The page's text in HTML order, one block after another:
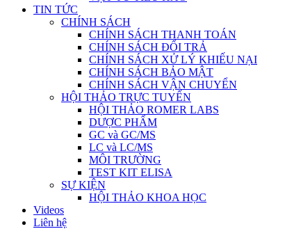
TIN TỨC
CHÍNH SÁCH
CHÍNH SÁCH THANH TOÁN
CHÍNH SÁCH ĐỔI TRẢ
CHÍNH SÁCH XỬ LÝ KHIẾU NẠI
CHÍNH SÁCH BẢO MẬT
CHÍNH SÁCH VẬN CHUYỂN
HỘI THẢO TRỰC TUYẾN
HỘI THẢO ROMER LABS
DƯỢC PHẨM
GC và GC/MS
LC và LC/MS
MÔI TRƯỜNG
TEST KIT ELISA
SỰ KIỆN
HỘI THẢO KHOA HỌC
Videos
Liên hệ